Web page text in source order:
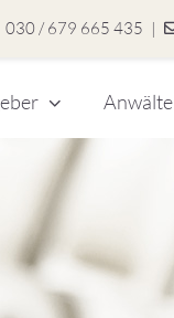
/ 679 665 435 |
Anwälte